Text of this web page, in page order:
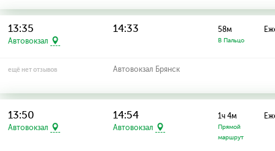
13:35
Автовокзал
14:33 58м
В Пальцо
ещё нет отзывов Автовокзал Брянск
13:50
Автовокзал
14:54
Автовокзал
1ч 4м
Прямой
маршрут